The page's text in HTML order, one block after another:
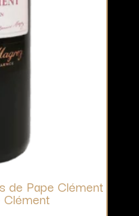
de Pape Clément
Clément